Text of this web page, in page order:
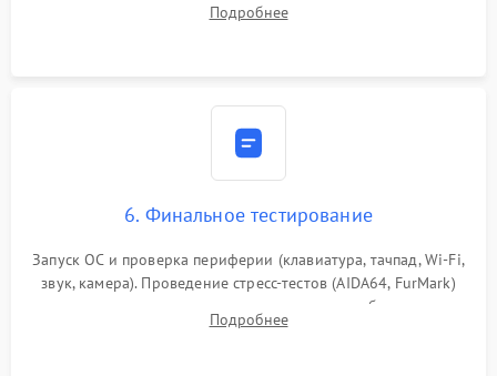
шлейфов, модулей памяти и накопителей. Предварительная
Подробнее
6. Финальное тестирование
Запуск ОС и проверка периферии (клавиатура, тачпад, Wi-Fi,
звук, камера). Проведение стресс-тестов (AIDA64, FurMark)
для контроля температурного режима и стабильности
системы под пиковой нагрузкой.
Подробнее